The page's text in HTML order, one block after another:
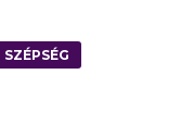
SZÉPSÉG